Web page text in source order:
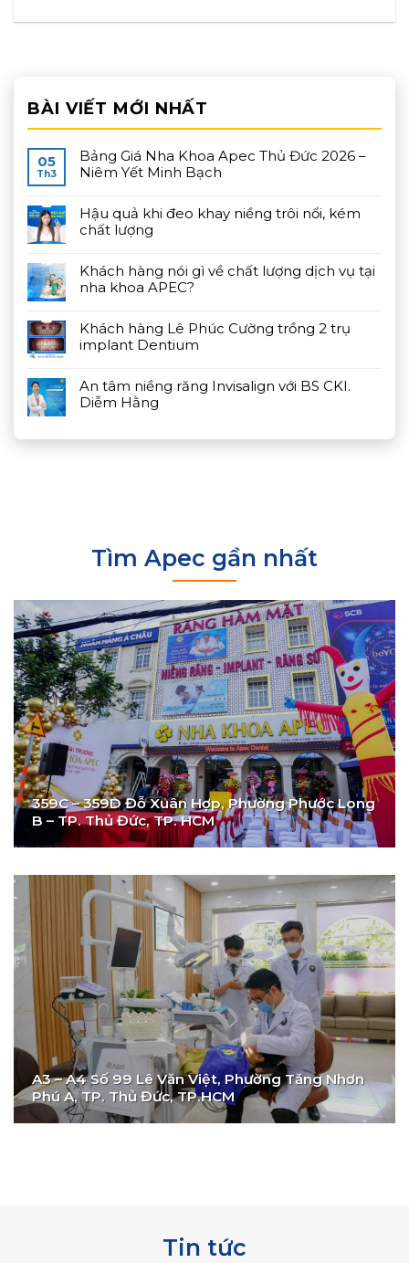
BÀI VIẾT MỚI NHẤT
05
Th3
Bảng Giá Nha Khoa Apec Thủ Đức 2026 –
Niêm Yết Minh Bạch
Hậu quả khi đeo khay niềng trôi nổi, kém
chất lượng
Khách hàng nói gì về chất lượng dịch vụ tại
nha khoa APEC?
Khách hàng Lê Phúc Cường trồng 2 trụ
implant Dentium
An tâm niềng răng Invisalign với BS CKI.
Diễm Hằng
Tìm Apec gần nhất
359C – 359D Đỗ Xuân Hợp, Phường Phước Long
B – TP. Thủ Đức, TP. HCM
A3 – A4 Số 99 Lê Văn Việt, Phường Tăng Nhơn
Phú A, TP. Thủ Đức, TP.HCM
Tin tức